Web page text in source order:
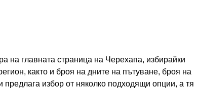
на главната страница на Черехапа, избирайки
както и броя на дните на пътуване, броя на
предлага избор от няколко подходящи опции, а тя